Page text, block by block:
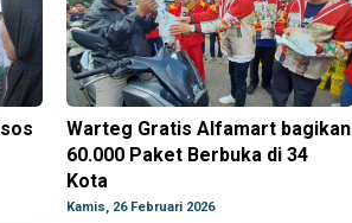
Warteg Gratis Alfamart bagikan
60.000 Paket Berbuka di 34
Kota
Kamis, 26 Februari 2026